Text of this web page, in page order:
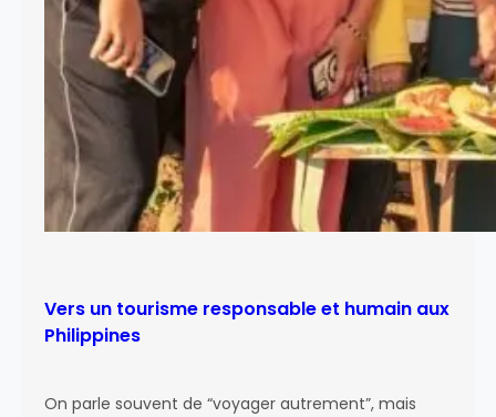
Vers un tourisme responsable et humain aux
Philippines
On parle souvent de “voyager autrement”, mais